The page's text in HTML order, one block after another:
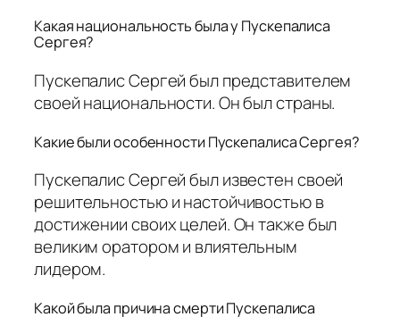
Какая национальность была у Пускепалиса
Сергея?
Пускепалис Сергей был представителем
своей национальности. Он был страны.
Какие были особенности Пускепалиса Сергея?
Пускепалис Сергей был известен своей
решительностью и настойчивостью в
достижении своих целей. Он также был
великим оратором и влиятельным
лидером.
Какой была причина смерти Пускепалиса